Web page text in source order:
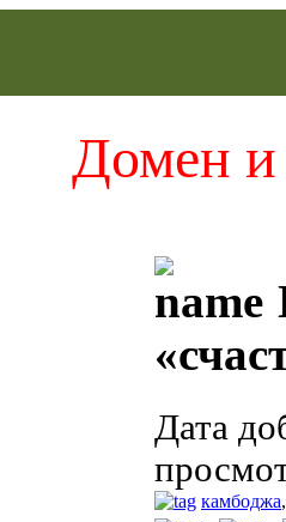
Домен и
Дата
камбоджа